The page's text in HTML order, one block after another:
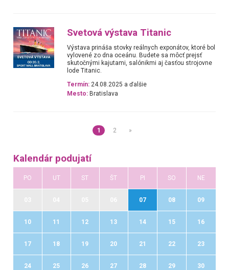
Svetová výstava Titanic
Výstava prináša stovky reálnych exponátov, ktoré bol
vylovené zo dna oceánu. Budete sa môcť prejsť
skutočnými kajutami, salónikmi aj časťou strojovne
lode Titanic.
Termín: 24.08.2025 a ďalšie
Mesto: Bratislava
1 2 »
Kalendár podujatí
PO UT ST ŠT PI SO NE
07 08 09
10 11 12 13 14 15 16
17 18 19 20 21 22 23
24 25 26 27 28 29 30